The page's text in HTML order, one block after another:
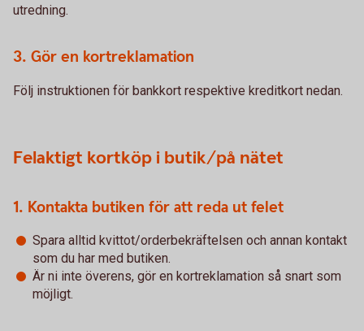
utredning.
3. Gör en kortreklamation
Följ instruktionen för bankkort respektive kreditkort nedan.
Felaktigt kortköp i butik/på nätet
1. Kontakta butiken för att reda ut felet
Spara alltid kvittot/orderbekräftelsen och annan kontakt
som du har med butiken.
Är ni inte överens, gör en kortreklamation så snart som
möjligt.